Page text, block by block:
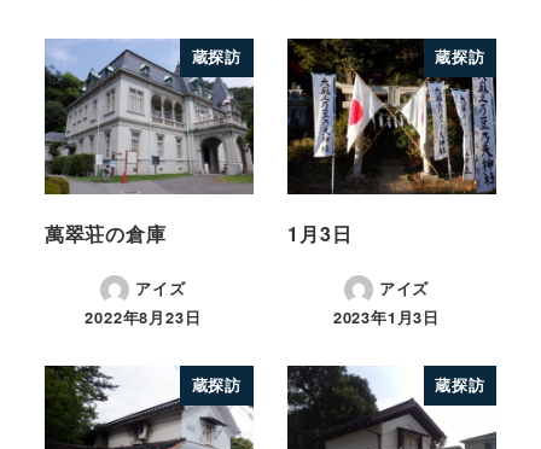
蔵探訪
萬翠荘の倉庫
アイズ
2022年8月23日
蔵探訪
1月3日
アイズ
2023年1月3日
蔵探訪 蔵探訪